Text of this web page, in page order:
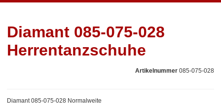
Diamant 085-075-028
Herrentanzschuhe
Artikelnummer 085-075-028
Diamant 085-075-028 Normalweite